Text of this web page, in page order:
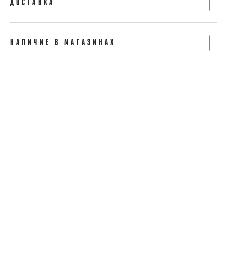
ДОСТАВКА
НАЛИЧИЕ В МАГАЗИНАХ